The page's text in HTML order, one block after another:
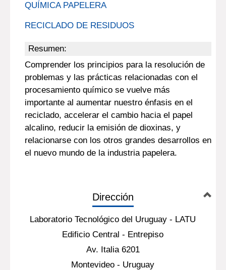
QUÍMICA PAPELERA
RECICLADO DE RESIDUOS
Resumen:
Comprender los principios para la resolución de
problemas y las prácticas relacionadas con el
procesamiento químico se vuelve más
importante al aumentar nuestro énfasis en el
reciclado, accelerar el cambio hacia el papel
alcalino, reducir la emisión de dioxinas, y
relacionarse con los otros grandes desarrollos en
el nuevo mundo de la industria papelera.
Dirección
Laboratorio Tecnológico del Uruguay - LATU
Edificio Central - Entrepiso
Av. Italia 6201
Montevideo - Uruguay